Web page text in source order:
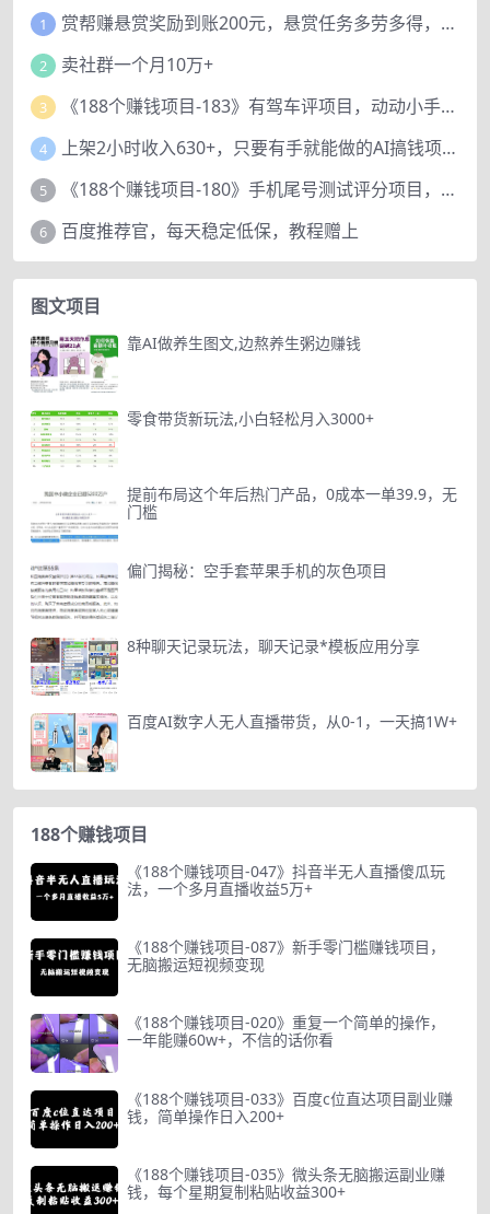
1 赏帮赚悬赏奖励到账200元，悬赏任务多劳多得，人人可做。
2 卖社群一个月10万+
3 《188个赚钱项目-183》有驾车评项目，动动小手，复制粘贴赚44元！
4 上架2小时收入630+，只要有手就能做的AI搞钱项目，奶奶看完都能学会!
5 《188个赚钱项目-180》手机尾号测试评分项目，短视频直播日赚200+
6 百度推荐官，每天稳定低保，教程赠上
图文项目
靠AI做养生图文,边熬养生粥边赚钱
零食带货新玩法,小白轻松月入3000+
提前布局这个年后热门产品，0成本一单39.9，无
门槛
偏门揭秘：空手套苹果手机的灰色项目
8种聊天记录玩法，聊天记录*模板应用分享
百度AI数字人无人直播带货，从0-1，一天搞1W+
188个赚钱项目
《188个赚钱项目-047》抖音半无人直播傻瓜玩
法，一个多月直播收益5万+
《188个赚钱项目-087》新手零门槛赚钱项目，
无脑搬运短视频变现
《188个赚钱项目-020》重复一个简单的操作，
一年能赚60w+，不信的话你看
《188个赚钱项目-033》百度c位直达项目副业赚
钱，简单操作日入200+
《188个赚钱项目-035》微头条无脑搬运副业赚
钱，每个星期复制粘贴收益300+